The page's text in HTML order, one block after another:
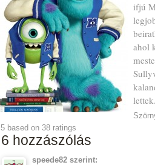
ifjú
ahol
5 based on 38 ratings
6 hozzászólás
speede82 szerint: